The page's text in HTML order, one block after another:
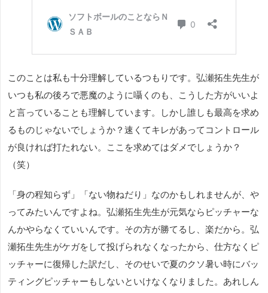
このことは私も十分理解しているつもりです。弘瀬拓生先生が
いつも私の後ろで悪魔のように囁くのも、こうした方がいいよ
と言っていることも理解しています。しかし誰しも最高を求め
るものじゃないでしょうか？速くてキレがあってコントロール
が良ければ打たれない。ここを求めてはダメでしょうか？
（笑）
「身の程知らず」「ない物ねだり」なのかもしれませんが、や
ってみたいんですよね。弘瀬拓生先生が元気ならピッチャーな
んかやらなくていいんです。その方が勝てるし、楽だから。弘
瀬拓生先生がケガをして投げられなくなったから、仕方なくピ
ッチャーに復帰した訳だし、そのせいで夏のクソ暑い時にバッ
ティングピッチャーもしないといけなくなりました。あれしん